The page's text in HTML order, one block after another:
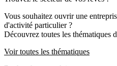
Vous souhaitez ouvrir une
d'activité particulier ?
Découvrez toutes les thématiques
Voir toutes les thématiques